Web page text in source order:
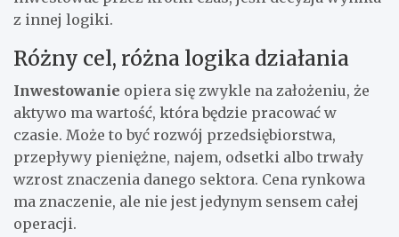
z innej logiki.
Różny cel, różna logika działania
Inwestowanie opiera się zwykle na założeniu, że
aktywo ma wartość, która będzie pracować w
czasie. Może to być rozwój przedsiębiorstwa,
przepływy pieniężne, najem, odsetki albo trwały
wzrost znaczenia danego sektora. Cena rynkowa
ma znaczenie, ale nie jest jedynym sensem całej
operacji.